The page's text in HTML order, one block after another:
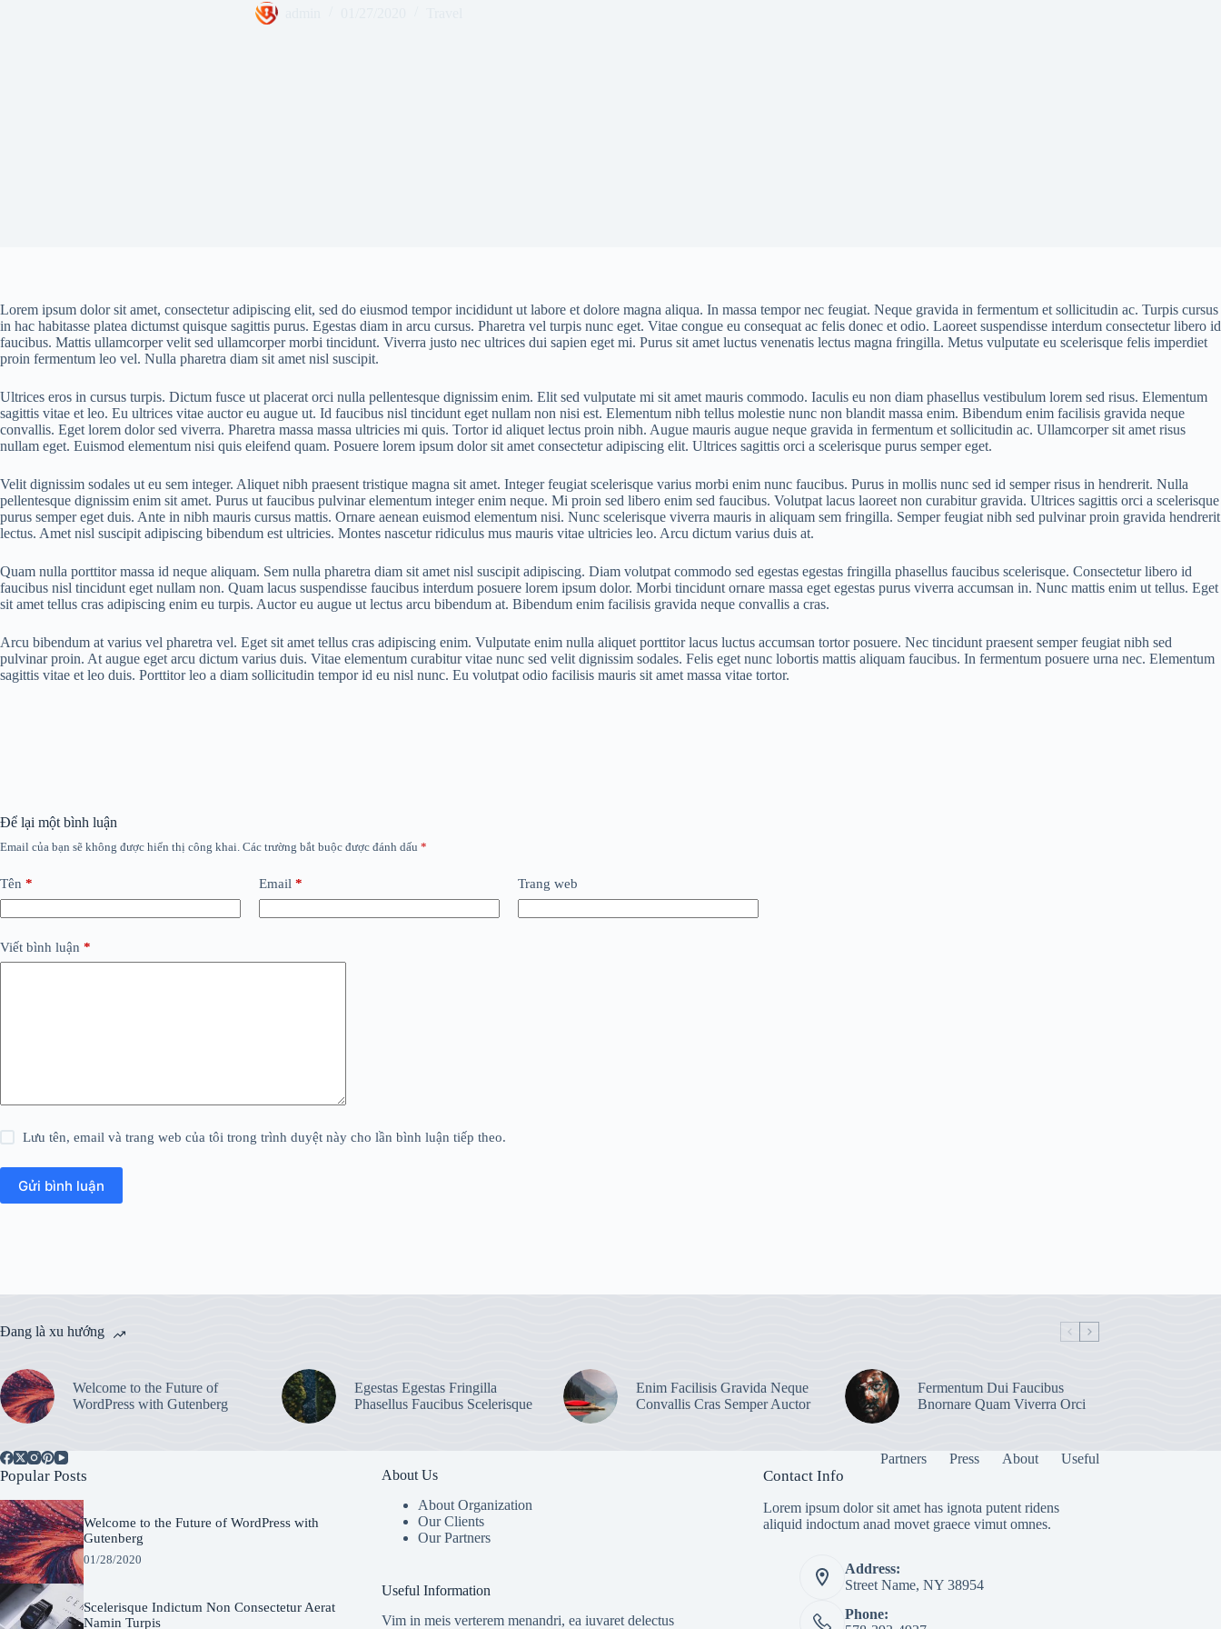
Lorem ipsum dolor sit amet, consectetur adipiscing elit, sed do eiusmod tempor incididunt ut labore et dolore magna aliqua. In massa tempor nec feugiat. Neque gravida in fermentum et sollicitudin ac. Turpis cursus
in hac habitasse platea dictumst quisque sagittis purus. Egestas diam in arcu cursus. Pharetra vel turpis nunc eget. Vitae congue eu consequat ac felis donec et odio. Laoreet suspendisse interdum consectetur libero id
faucibus. Mattis ullamcorper velit sed ullamcorper morbi tincidunt. Viverra justo nec ultrices dui sapien eget mi. Purus sit amet luctus venenatis lectus magna fringilla. Metus vulputate eu scelerisque felis imperdiet
proin fermentum leo vel. Nulla pharetra diam sit amet nisl suscipit.
Ultrices eros in cursus turpis. Dictum fusce ut placerat orci nulla pellentesque dignissim enim. Elit sed vulputate mi sit amet mauris commodo. Iaculis eu non diam phasellus vestibulum lorem sed risus. Elementum
sagittis vitae et leo. Eu ultrices vitae auctor eu augue ut. Id faucibus nisl tincidunt eget nullam non nisi est. Elementum nibh tellus molestie nunc non blandit massa enim. Bibendum enim facilisis gravida neque
convallis. Eget lorem dolor sed viverra. Pharetra massa massa ultricies mi quis. Tortor id aliquet lectus proin nibh. Augue mauris augue neque gravida in fermentum et sollicitudin ac. Ullamcorper sit amet risus
nullam eget. Euismod elementum nisi quis eleifend quam. Posuere lorem ipsum dolor sit amet consectetur adipiscing elit. Ultrices sagittis orci a scelerisque purus semper eget.
Velit dignissim sodales ut eu sem integer. Aliquet nibh praesent tristique magna sit amet. Integer feugiat scelerisque varius morbi enim nunc faucibus. Purus in mollis nunc sed id semper risus in hendrerit. Nulla
pellentesque dignissim enim sit amet. Purus ut faucibus pulvinar elementum integer enim neque. Mi proin sed libero enim sed faucibus. Volutpat lacus laoreet non curabitur gravida. Ultrices sagittis orci a scelerisque
purus semper eget duis. Ante in nibh mauris cursus mattis. Ornare aenean euismod elementum nisi. Nunc scelerisque viverra mauris in aliquam sem fringilla. Semper feugiat nibh sed pulvinar proin gravida hendrerit
lectus. Amet nisl suscipit adipiscing bibendum est ultricies. Montes nascetur ridiculus mus mauris vitae ultricies leo. Arcu dictum varius duis at.
Quam nulla porttitor massa id neque aliquam. Sem nulla pharetra diam sit amet nisl suscipit adipiscing. Diam volutpat commodo sed egestas egestas fringilla phasellus faucibus scelerisque. Consectetur libero id
faucibus nisl tincidunt eget nullam non. Quam lacus suspendisse faucibus interdum posuere lorem ipsum dolor. Morbi tincidunt ornare massa eget egestas purus viverra accumsan in. Nunc mattis enim ut tellus. Eget
sit amet tellus cras adipiscing enim eu turpis. Auctor eu augue ut lectus arcu bibendum at. Bibendum enim facilisis gravida neque convallis a cras.
Arcu bibendum at varius vel pharetra vel. Eget sit amet tellus cras adipiscing enim. Vulputate enim nulla aliquet porttitor lacus luctus accumsan tortor posuere. Nec tincidunt praesent semper feugiat nibh sed
pulvinar proin. At augue eget arcu dictum varius duis. Vitae elementum curabitur vitae nunc sed velit dignissim sodales. Felis eget nunc lobortis mattis aliquam faucibus. In fermentum posuere urna nec. Elementum
sagittis vitae et leo duis. Porttitor leo a diam sollicitudin tempor id eu nisl nunc. Eu volutpat odio facilisis mauris sit amet massa vitae tortor.
Để lại một bình luận
Email của bạn sẽ không được hiển thị công khai. Các trường bắt buộc được đánh dấu *
Tên * Email * Trang web
Viết bình luận *
Lưu tên, email và trang web của tôi trong trình duyệt này cho lần bình luận tiếp theo.
Gửi bình luận
Đang là xu hướng
Welcome to the Future of
WordPress with Gutenberg
Egestas Egestas Fringilla
Phasellus Faucibus Scelerisque
Enim Facilisis Gravida Neque
Convallis Cras Semper Auctor
Fermentum Dui Faucibus
Bnornare Quam Viverra Orci
Partners Press About Useful
Popular Posts
Welcome to the Future of WordPress with
Gutenberg
01/28/2020
Scelerisque Indictum Non Consectetur Aerat
Namin Turpis
About Us
About Organization
Our Clients
Our Partners
Useful Information
Vim in meis verterem menandri, ea iuvaret delectus
Contact Info
Lorem ipsum dolor sit amet has ignota putent ridens
aliquid indoctum anad movet graece vimut omnes.
Address:
Street Name, NY 38954
Phone: